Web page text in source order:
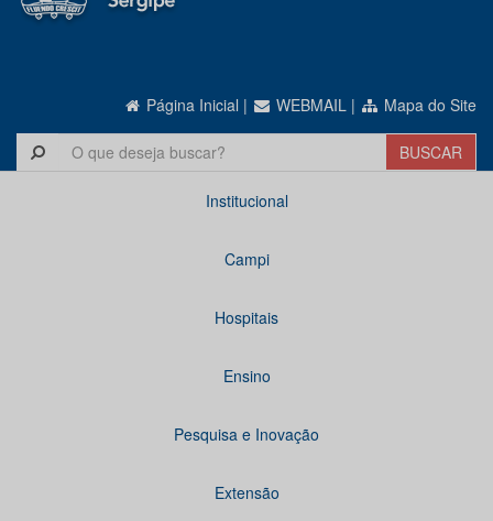
Página Inicial | WEBMAIL | Mapa do Site
Institucional
Campi
Hospitais
Ensino
Pesquisa e Inovação
Extensão